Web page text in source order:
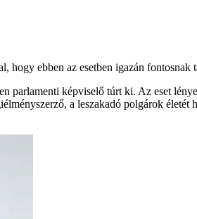
hogy ebben az esetben igazán fontosnak
parlamenti képviselő túrt ki. Az eset
a leszakadó polgárok életét